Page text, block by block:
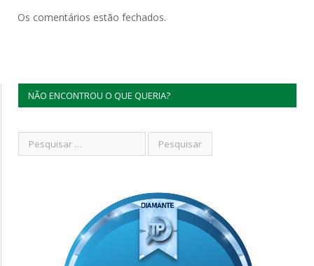
Os comentários estão fechados.
NÃO ENCONTROU O QUE QUERIA?